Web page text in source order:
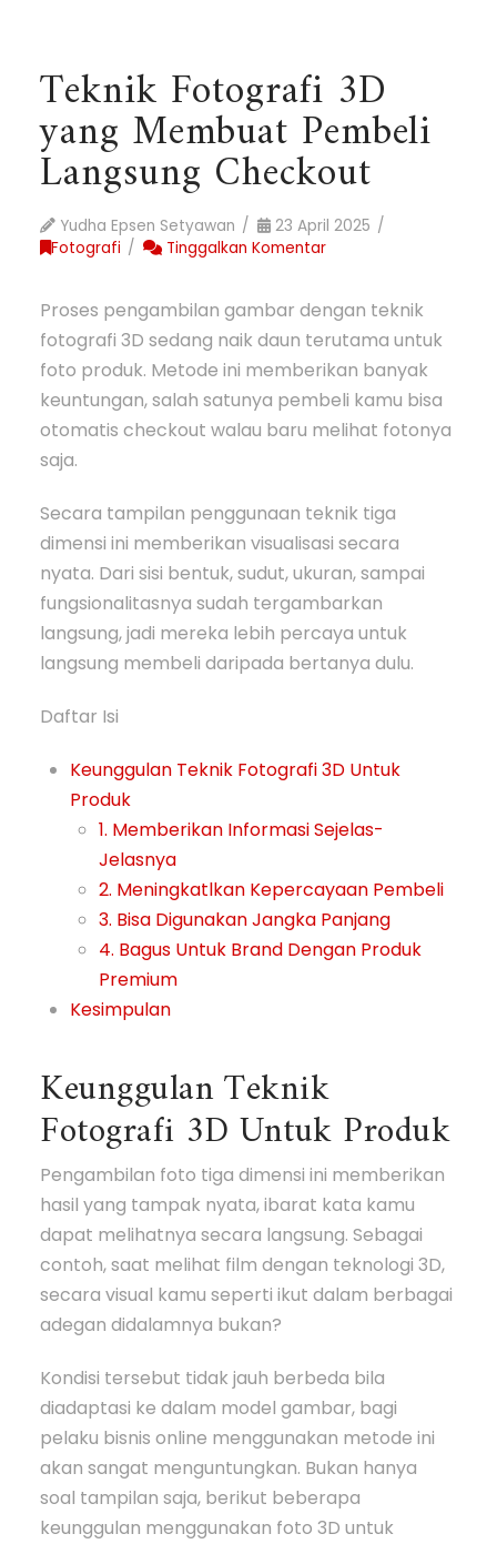
Teknik Fotografi 3D
yang Membuat Pembeli
Langsung Checkout
Yudha Epsen Setyawan
23 April 2025
Fotografi
Tinggalkan Komentar
Proses pengambilan gambar dengan teknik
fotografi 3D sedang naik daun terutama untuk
foto produk. Metode ini memberikan banyak
keuntungan, salah satunya pembeli kamu bisa
otomatis checkout walau baru melihat fotonya
saja.
Secara tampilan penggunaan teknik tiga
dimensi ini memberikan visualisasi secara
nyata. Dari sisi bentuk, sudut, ukuran, sampai
fungsionalitasnya sudah tergambarkan
langsung, jadi mereka lebih percaya untuk
langsung membeli daripada bertanya dulu.
Daftar Isi
Keunggulan Teknik Fotografi 3D Untuk
Produk
1. Memberikan Informasi Sejelas-
Jelasnya
2. Meningkatlkan Kepercayaan Pembeli
3. Bisa Digunakan Jangka Panjang
4. Bagus Untuk Brand Dengan Produk
Premium
Kesimpulan
Keunggulan Teknik
Fotografi 3D Untuk Produk
Pengambilan foto tiga dimensi ini memberikan
hasil yang tampak nyata, ibarat kata kamu
dapat melihatnya secara langsung. Sebagai
contoh, saat melihat film dengan teknologi 3D,
secara visual kamu seperti ikut dalam berbagai
adegan didalamnya bukan?
Kondisi tersebut tidak jauh berbeda bila
diadaptasi ke dalam model gambar, bagi
pelaku bisnis online menggunakan metode ini
akan sangat menguntungkan. Bukan hanya
soal tampilan saja, berikut beberapa
keunggulan menggunakan foto 3D untuk